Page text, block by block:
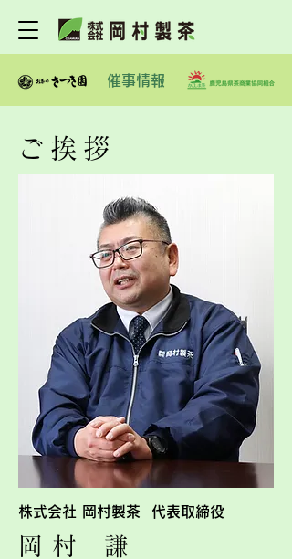
催事情報
ご挨拶
株式会社 岡村製茶 代表取締役
岡 村 謙